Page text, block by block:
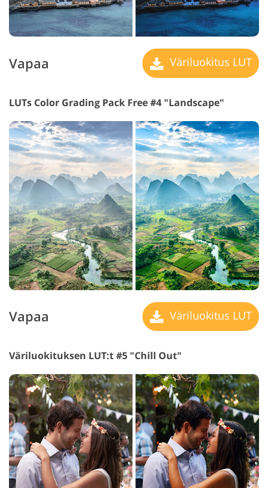
Vapaa Väriluokitus LUT
LUTs Color Grading Pack Free #4 "Landscape"
Vapaa Väriluokitus LUT
Väriluokituksen LUT:t #5 "Chill Out"